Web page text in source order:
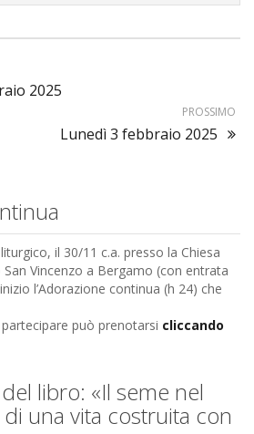
2025
PROSSIMO
Lunedì 3 febbraio 2025
liturgico, il 30/11 c.a. presso la Chiesa
Vincenzo a Bergamo (con entrata
l’Adorazione continua (h 24) che
può prenotarsi cliccando
libro: «Il seme nel
una vita costruita con